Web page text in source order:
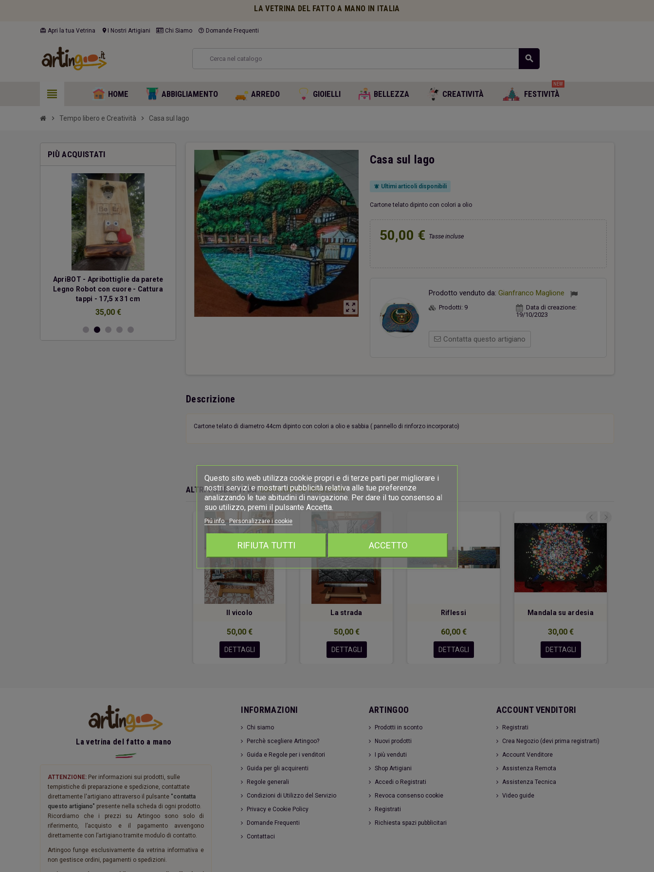
LA VETRINA DEL FATTO A MANO IN ITALIA
card_giftcard Apri la tua Vetrina location_on I Nostri Artigiani Chi Siamo help_outline Domande Frequenti
search
view_headline HOME ABBIGLIAMENTO ARREDO GIOIELLI BELLEZZA CREATIVITÀ FESTIVITÀ
NEW
chevron_right Tempo libero e Creatività chevron_right Casa sul lago
PIÙ ACQUISTATI
ApriBOT - Apribottiglie da parete
Legno Robot con cuore - Cattura
tappi - 17,5 x 31 cm
35,00 €
Due cuori una capanna
20,00 €
Due cuori una capanna
20,00 € 26,00 €
zoom_out_map
Casa sul lago
notifications_active Ultimi articoli disponibili
Cartone telato dipinto con colori a olio
50,00 € Tasse incluse
Prodotto venduto da: Gianfranco Maglione
Prodotti: 9
Data di creazione:
19/10/2023
Contatta questo artigiano
Descrizione
Cartone telato di diametro 44cm dipinto con colori a olio e sabbia ( pannello di rinforzo incorporato)
ALTRI PRODOTTI DA GIANFRANCO MAGLIONE
Il vicolo
50,00 €
DETTAGLI
La strada
50,00 €
DETTAGLI
Riflessi
60,00 €
DETTAGLI
Mandala su ardesia
30,00 €
DETTAGLI
La vetrina del fatto a mano
ATTENZIONE: Per informazioni sui prodotti, sulle
tempistiche di preparazione e spedizione, contattate
direttamente l'artigiano attraverso il pulsante "contatta
questo artigiano" presente nella scheda di ogni prodotto.
Ricordiamo che i prezzi su Artingoo sono solo di
riferimento, l’acquisto e il pagamento avvengono
direttamente con l’artigiano tramite modulo di contatto.
Artingoo funge esclusivamente da vetrina informativa e
non gestisce ordini, pagamenti o spedizioni.
INFORMAZIONI
Chi siamo
Perchè scegliere Artingoo?
Guida e Regole per i venditori
Guida per gli acquirenti
Regole generali
Condizioni di Utilizzo del Servizio
Privacy e Cookie Policy
Domande Frequenti
Contattaci
ARTINGOO
Prodotti in sconto
Nuovi prodotti
I più venduti
Shop Artigiani
Accedi o Registrati
Revoca consenso cookie
Registrati
Richiesta spazi pubblicitari
ACCOUNT VENDITORI
Registrati
Crea Negozio (devi prima registrarti)
Account Venditore
Assistenza Remota
Assistenza Tecnica
Video guide
Questo sito web utilizza cookie propri e di terze parti per migliorare i
nostri servizi e mostrarti pubblicità relativa alle tue preferenze
analizzando le tue abitudini di navigazione. Per dare il tuo consenso al
suo utilizzo, premi il pulsante Accetta.
Piú info Personalizzare i cookie
RIFIUTA TUTTI ACCETTO